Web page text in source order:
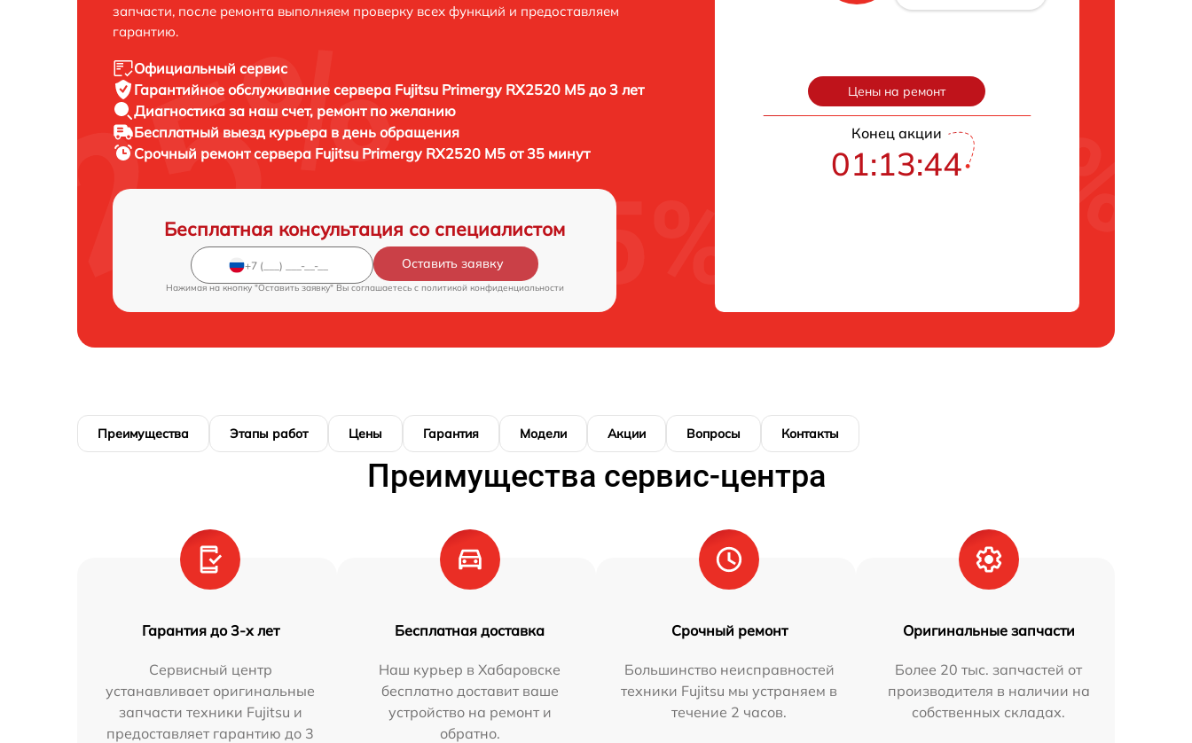
запчасти, после ремонта выполняем проверку всех функций и предоставляем
гарантию.
Официальный сервис
Гарантийное обслуживание сервера Fujitsu Primergy RX2520 M5 до 3 лет
Диагностика за наш счет, ремонт по желанию
Бесплатный выезд курьера в день обращения
Срочный ремонтсервера Fujitsu Primergy RX2520 M5 от 35 минут
Бесплатная консультация со специалистом
Оставить заявку
Нажимая на кнопку "Оставить заявку" Вы соглашаетесь c политикой конфиденциальности
Цены на ремонт
Конец акции
01:13:43
Преимущества Этапы работ Цены Гарантия Модели Акции Вопросы Контакты
Преимущества сервис-центра
Гарантия до 3-х лет
Сервисный центр
устанавливает оригинальные
запчасти техники Fujitsu и
предоставляет гарантию до 3
Бесплатная доставка
Наш курьер в Хабаровске
бесплатно доставит ваше
устройство на ремонт и
обратно.
Срочный ремонт
Большинство неисправностей
техники Fujitsu мы устраняем в
течение 2 часов.
Оригинальные запчасти
Более 20 тыс. запчастей от
производителя в наличии на
собственных складах.